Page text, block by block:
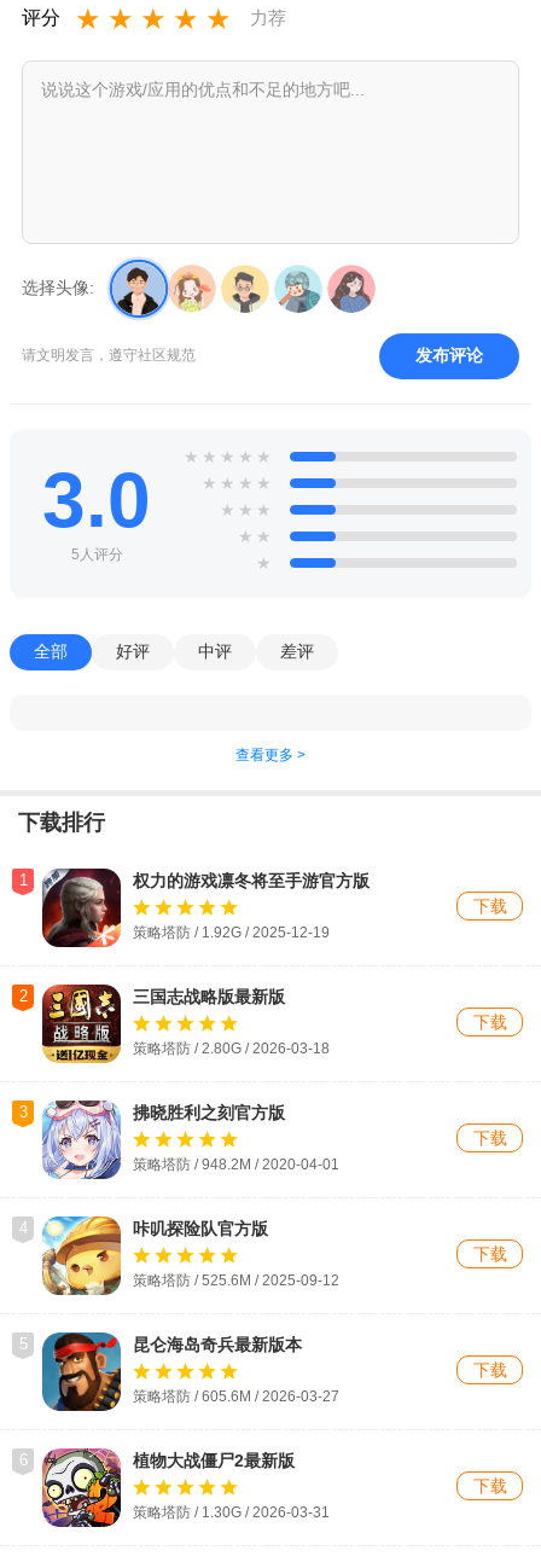
评分 ★ ★ ★ ★ ★ 力荐
选择头像:
请文明发言，遵守社区规范 发布评论
3.0
5人评分
★ ★ ★ ★ ★
★ ★ ★ ★
★ ★ ★
★ ★
★
全部 好评 中评 差评
查看更多 >
下载排行
1 权力的游戏凛冬将至手游官方版
策略塔防 / 1.92G / 2025-12-19
下载
2 三国志战略版最新版
策略塔防 / 2.80G / 2026-03-18
下载
3 拂晓胜利之刻官方版
策略塔防 / 948.2M / 2020-04-01
下载
4 咔叽探险队官方版
策略塔防 / 525.6M / 2025-09-12
下载
5 昆仑海岛奇兵最新版本
策略塔防 / 605.6M / 2026-03-27
下载
6 植物大战僵尸2最新版
策略塔防 / 1.30G / 2026-03-31
下载